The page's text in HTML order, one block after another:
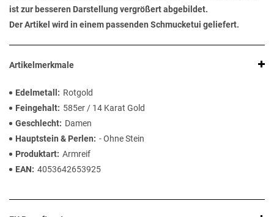
ist zur besseren Darstellung vergrößert abgebildet.
Der Artikel wird in einem passenden Schmucketui geliefert.
Artikelmerkmale
Edelmetall
Rotgold
Feingehalt
585er / 14 Karat Gold
Geschlecht
Damen
Hauptstein & Perlen
- Ohne Stein
Produktart Armreif
EAN
4053642653925